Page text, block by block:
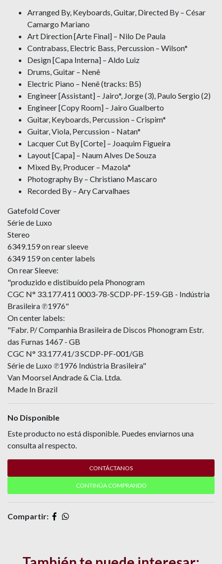
Arranged By, Keyboards, Guitar, Directed By – César
Camargo Mariano
Art Direction [Arte Final] – Nilo De Paula
Contrabass, Electric Bass, Percussion – Wilson*
Design [Capa Interna] – Aldo Luiz
Drums, Guitar – Nenê
Electric Piano – Nenê (tracks: B5)
Engineer [Assistant] – Jairo*, Jorge (3), Paulo Sergio (2)
Engineer [Copy Room] – Jairo Gualberto
Guitar, Keyboards, Percussion – Crispim*
Guitar, Viola, Percussion – Natan*
Lacquer Cut By [Corte] – Joaquim Figueira
Layout [Capa] – Naum Alves De Souza
Mixed By, Producer – Mazola*
Photography By – Christiano Mascaro
Recorded By – Ary Carvalhaes
Gatefold Cover
Série de Luxo
Stereo
6349.159 on rear sleeve
6349 159 on center labels
On rear Sleeve:
"produzido e distibuído pela Phonogram
CGC N° 33.177.411 0003-78-SCDP-PF-159-GB - Indústria
Brasileira ℗1976"
On center labels:
"Fabr. P/ Companhia Brasileira de Discos Phonogram Estr.
das Furnas 1467 - GB
CGC N° 33.177.41/3 SCDP-PF-001/GB
Série de Luxo ℗1976 Indústria Brasileira"
Van Moorsel Andrade & Cia. Ltda.
Made In Brazil
No Disponible
Este producto no está disponible. Puedes enviarnos una
consulta al respecto.
CONTÁCTANOS
CONTINÚA COMPRANDO
Compartir: